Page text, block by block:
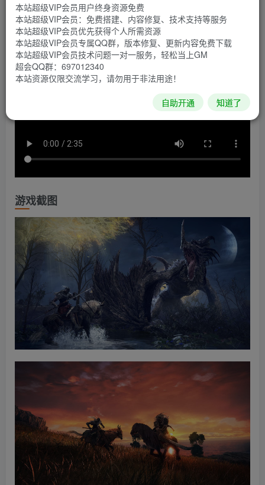
游戏视频
游戏截图
本站超级VIP会员用户终身资源免费
本站超级VIP会员：免费搭建、内容修复、技术支持等服务
本站超级VIP会员优先获得个人所需资源
本站超级VIP会员专属QQ群，版本修复、更新内容免费下载
本站超级VIP会员技术问题一对一服务，轻松当上GM
超会QQ群：697012340
本站资源仅限交流学习，请勿用于非法用途！
自助开通 知道了